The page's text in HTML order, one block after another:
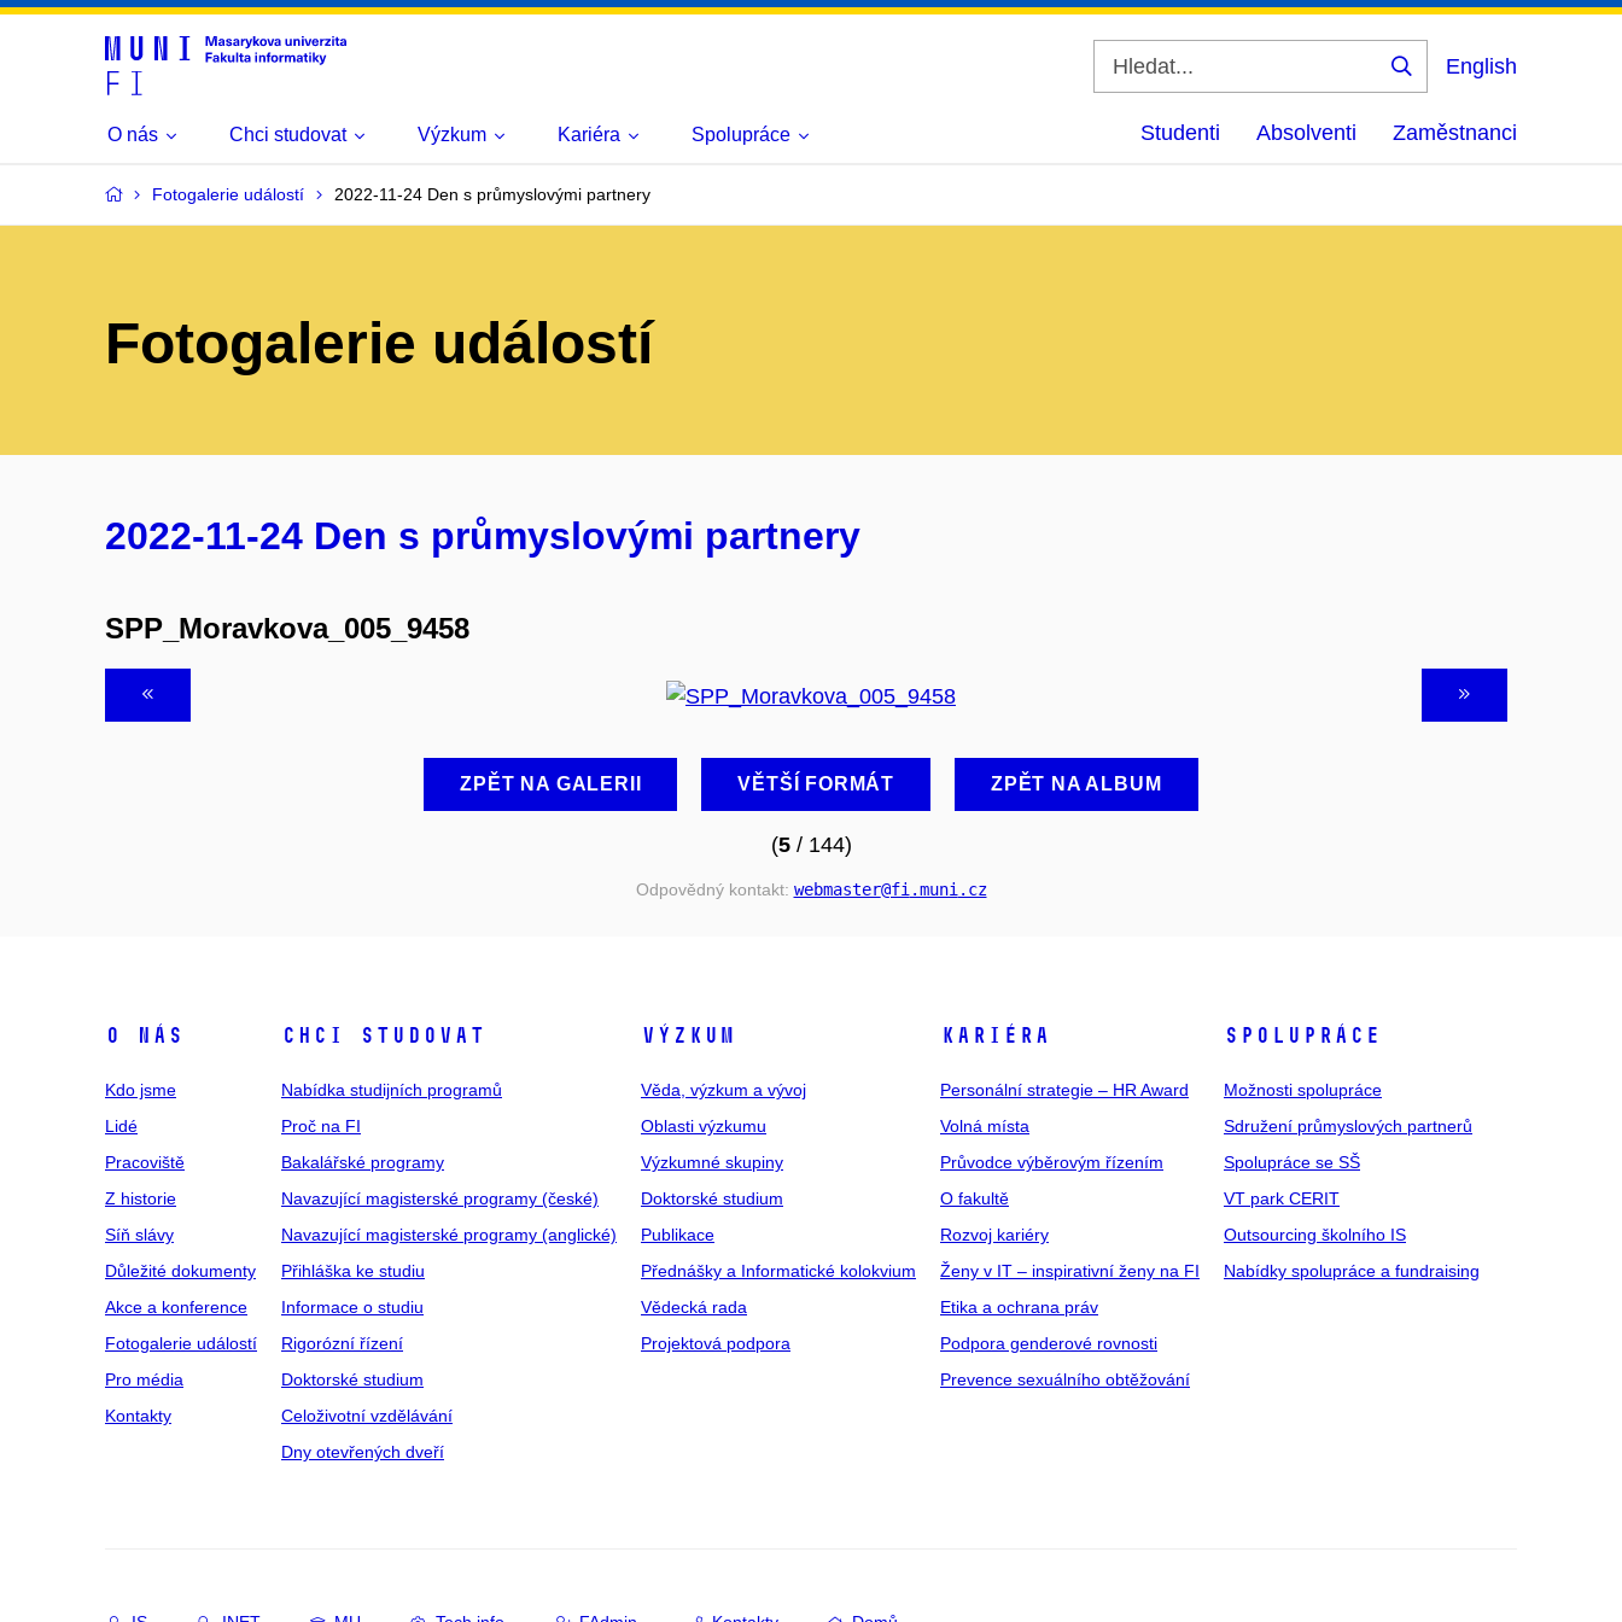
Vyhledat
English
O nás Chci studovat Výzkum Kariéra Spolupráce Studenti Absolventi Zaměstnanci
Fotogalerie událostí 2022-11-24 Den s průmyslovými partnery
Fotogalerie událostí
2022-11-24 Den s průmyslovými partnery
SPP_Moravkova_005_9458
ZPĚT NA GALERII VĚTŠÍ FORMÁT ZPĚT NA ALBUM
(5/ 144)
Odpovědný kontakt: webmaster@fi .muni .cz
O NÁS
Kdo jsme
Lidé
Pracoviště
Z historie
Síň slávy
Důležité dokumenty
Akce a konference
Fotogalerie událostí
Pro média
Kontakty
CHCI STUDOVAT
Nabídka studijních programů
Proč na FI
Bakalářské programy
Navazující magisterské programy (české)
Navazující magisterské programy (anglické)
Přihláška ke studiu
Informace o studiu
Rigorózní řízení
Doktorské studium
Celoživotní vzdělávání
Dny otevřených dveří
VÝZKUM
Věda, výzkum a vývoj
Oblasti výzkumu
Výzkumné skupiny
Doktorské studium
Publikace
Přednášky a Informatické kolokvium
Vědecká rada
Projektová podpora
KARIÉRA
Personální strategie – HR Award
Volná místa
Průvodce výběrovým řízením
O fakultě
Rozvoj kariéry
Ženy v IT – inspirativní ženy na FI
Etika a ochrana práv
Podpora genderové rovnosti
Prevence sexuálního obtěžování
SPOLUPRÁCE
Možnosti spolupráce
Sdružení průmyslových partnerů
Spolupráce se SŠ
VT park CERIT
Outsourcing školního IS
Nabídky spolupráce a fundraising